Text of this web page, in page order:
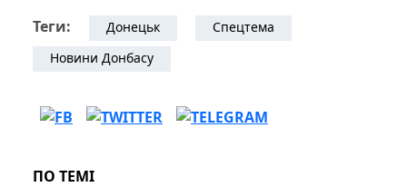
Теги: Донецьк
Спецтема
Новини Донбасу
ПО ТЕМІ